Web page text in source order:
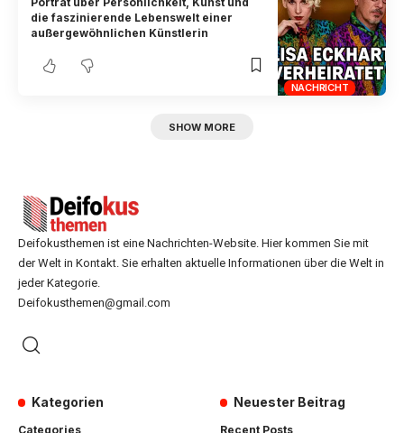
NACHRICHT
die faszinierende Lebenswelt einer
außergewöhnlichen Künstlerin
SHOW MORE
Deifokusthemen ist eine Nachrichten-Website. Hier kommen Sie mit
der Welt in Kontakt. Sie erhalten aktuelle Informationen über die Welt in
jeder Kategorie.
Deifokusthemen@gmail.com
Kategorien
Categories
Neuester Beitrag
Recent Posts